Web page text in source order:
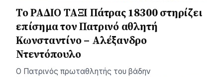
Το ΡΑΔΙΟ ΤΑΞΙ Πάτρας 18300 στηρίζει
επίσημα τον Πατρινό αθλητή
Κωνσταντίνο – Αλέξανδρο
Ντεντόπουλο
Ο Πατρινός πρωταθλητής του βάδην